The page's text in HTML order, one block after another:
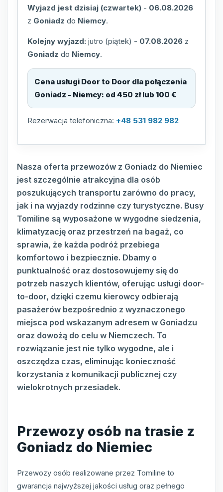
Wyjazd jest dzisiaj (czwartek) - 06.08.2026
z Goniadz do Niemcy.
Kolejny wyjazd: jutro (piątek) - 07.08.2026 z
Goniadz do Niemcy.
Cena usługi Door to Door dla połączenia
Goniadz - Niemcy: od 450 zł lub 100 €
Rezerwacja telefoniczna: +48 531 982 982
Nasza oferta przewozów z Goniadz do Niemiec
jest szczególnie atrakcyjna dla osób
poszukujących transportu zarówno do pracy,
jak i na wyjazdy rodzinne czy turystyczne. Busy
Tomiline są wyposażone w wygodne siedzenia,
klimatyzację oraz przestrzeń na bagaż, co
sprawia, że każda podróż przebiega
komfortowo i bezpiecznie. Dbamy o
punktualność oraz dostosowujemy się do
potrzeb naszych klientów, oferując usługi door-
to-door, dzięki czemu kierowcy odbierają
pasażerów bezpośrednio z wyznaczonego
miejsca pod wskazanym adresem w Goniadzu
oraz dowożą do celu w Niemczech. To
rozwiązanie jest nie tylko wygodne, ale i
oszczędza czas, eliminując konieczność
korzystania z komunikacji publicznej czy
wielokrotnych przesiadek.
Przewozy osób na trasie z
Goniadz do Niemiec
Przewozy osób realizowane przez Tomiline to
gwarancja najwyższej jakości usług oraz pełnego